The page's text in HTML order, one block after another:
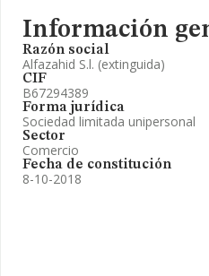
Información
Razón social
Alfazahid S.l. (extinguida)
CIF
B67294389
Forma jurídica
Sociedad limitada unipersonal
Sector
Comercio
Fecha de constitución
8-10-2018